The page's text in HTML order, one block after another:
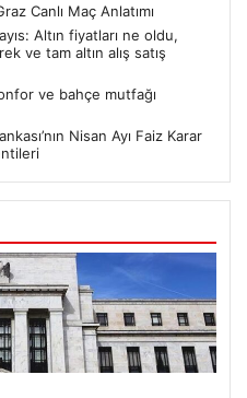
Canlı Maç Anlatımı
Altın fiyatları ne oldu,
ve tam altın alış satış
ve bahçe mutfağı
Nisan Ayı Faiz Karar